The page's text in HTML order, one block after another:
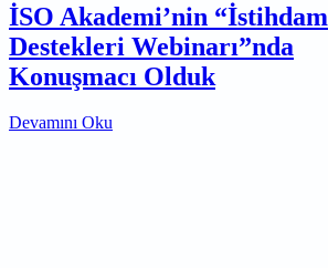
İSO Akademi’nin “İstihdam
Destekleri Webinarı”nda
Konuşmacı Olduk
Devamını Oku